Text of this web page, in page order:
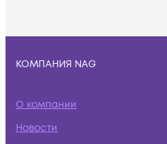
КОМПАНИЯ NAG
О компании
Новости